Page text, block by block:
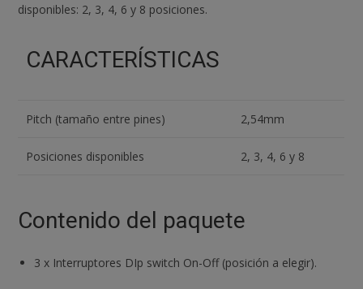
disponibles: 2, 3, 4, 6 y 8 posiciones.
CARACTERÍSTICAS
Pitch (tamaño entre pines) 2,54mm
Posiciones disponibles 2, 3, 4, 6 y 8
Contenido del paquete
3 x Interruptores DIp switch On-Off (posición a elegir).